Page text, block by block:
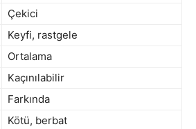
Çekici
Keyfi, rastgele
Ortalama
Kaçınılabilir
Farkında
Kötü, berbat